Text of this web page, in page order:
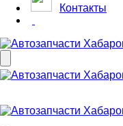
Контакты